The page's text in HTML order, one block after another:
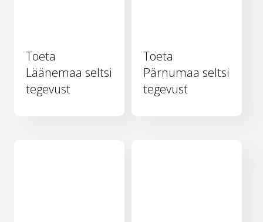
Toeta
Läänemaa seltsi
tegevust
Toeta
Pärnumaa seltsi
tegevust